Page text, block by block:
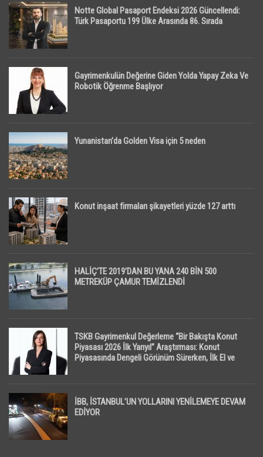
Notte Global Pasaport Endeksi 2026 Güncellendi:
Türk Pasaportu 199 Ülke Arasında 86. Sırada
Gayrimenkulün Değerine Giden Yolda Yapay Zeka Ve
Robotik Öğrenme Başlıyor
Yunanistan’da Golden Visa için 5 neden
Konut inşaat firmaları şikayetleri yüzde 127 arttı
HALİÇ’TE 2019’DAN BU YANA 240 BİN 500
METREKÜP ÇAMUR TEMİZLENDİ
TSKB Gayrimenkul Değerleme “Bir Bakışta Konut
Piyasası 2026 İlk Yarıyıl” Araştırması: Konut
Piyasasında Dengeli Görünüm Sürerken, İlk El ve
İBB, İSTANBUL’UN YOLLARINI YENİLEMEYE DEVAM
EDİYOR